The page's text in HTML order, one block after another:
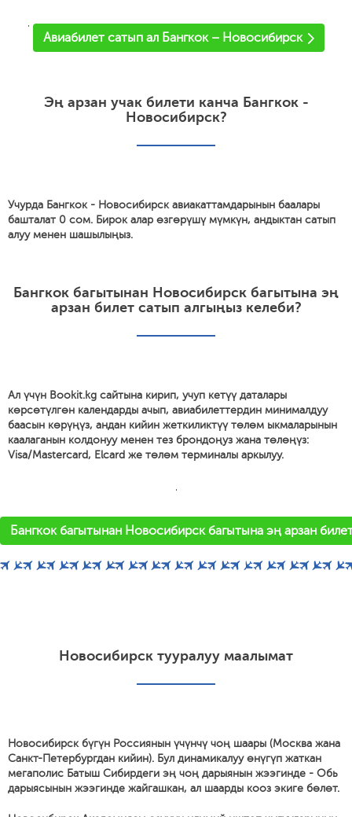
'
Авиабилет сатып ал Бангкок – Новосибирск
Эң арзан учак билети канча Бангкок -
Новосибирск?
Учурда Бангкок - Новосибирск авиакаттамдарынын баалары
башталат 0 сом. Бирок алар өзгөрүшү мүмкүн, андыктан сатып
алуу менен шашылыңыз.
Бангкок багытынан Новосибирск багытына эң
арзан билет сатып алгыңыз келеби?
Ал үчүн Bookit.kg сайтына кирип, учуп кетүү даталары
көрсөтүлгөн календарды ачып, авиабилеттердин минималдуу
баасын көрүңүз, андан кийин жеткиликтүү төлөм ыкмаларынын
каалаганын колдонуу менен тез брондоңуз жана төлөңүз:
Visa/Mastercard, Elcard же төлөм терминалы аркылуу.
'
Бангкок багытынан Новосибирск багытына эң арзан
Новосибирск тууралуу маалымат
Новосибирск бүгүн Россиянын үчүнчү чоң шаары (Москва жана
Санкт-Петербургдан кийин). Бул динамикалуу өнүгүп жаткан
мегаполис Батыш Сибирдеги эң чоң дарыянын жээгинде - Обь
дарыясынын жээгинде жайгашкан, ал шаарды кооз экиге бөлөт.